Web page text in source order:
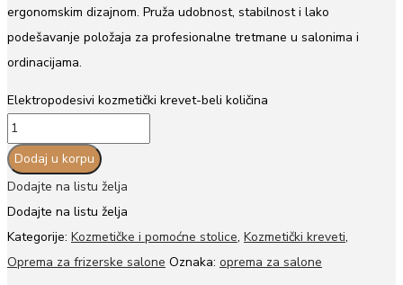
ergonomskim dizajnom. Pruža udobnost, stabilnost i lako
podešavanje položaja za profesionalne tretmane u salonima i
ordinacijama.
Elektropodesivi kozmetički krevet-beli količina
Dodaj u korpu
Dodajte na listu želja
Dodajte na listu želja
Kategorije: Kozmetičke i pomoćne stolice, Kozmetički kreveti,
Oprema za frizerske salone Oznaka: oprema za salone